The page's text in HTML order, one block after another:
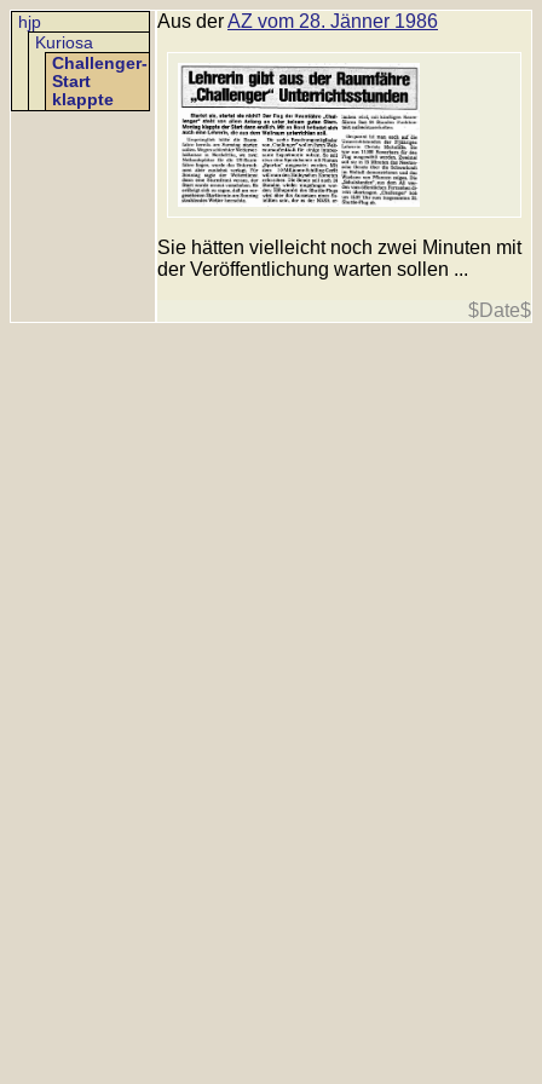
hjp
Kuriosa
Challenger-
Start
klappte
Aus derAZ vom 28. Jänner 1986
Sie hätten vielleicht noch zwei Minuten mit
der Veröffentlichung warten sollen ...
$Date$